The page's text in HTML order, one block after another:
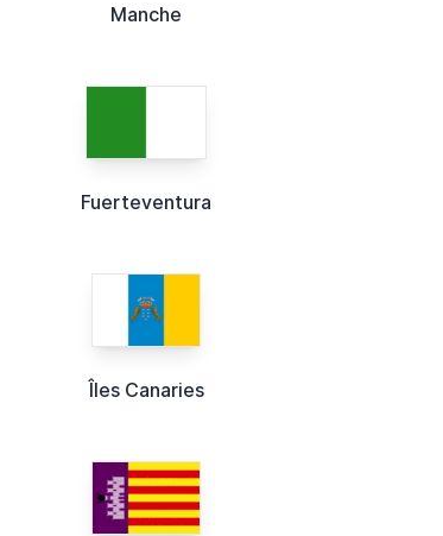
Manche
Fuerteventura
Îles Canaries